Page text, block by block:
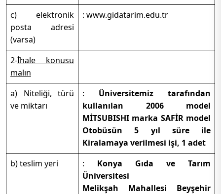
c) elektronik
posta adresi
(varsa)
: www.gidatarim.edu.tr
2-İhale konusu
malın
a) Niteliği, türü
ve miktarı
: Üniversitemiz tarafından
kullanılan 2006 model
MİTSUBISHI marka SAFİR model
Otobüsün 5 yıl süre ile
Kiralamaya verilmesi işi, 1 adet
b) teslim yeri
: Konya Gıda ve Tarım
Üniversitesi
Melikşah Mahallesi Beyşehir